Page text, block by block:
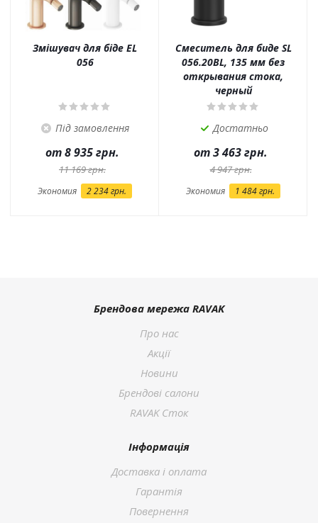
Змішувач для біде EL
056
Під замовлення
от8 935 грн.
11 169 грн.
Экономия 2 234 грн.
Смеситель для биде SL
056.20BL, 135 мм без
открывания стока,
черный
Достатньо
от3 463 грн.
4 947 грн.
Экономия 1 484 грн.
Брендова мережа RAVAK
Про нас
Акції
Новини
Брендові салони
RAVAK Сток
Інформація
Доставка і оплата
Гарантія
Повернення